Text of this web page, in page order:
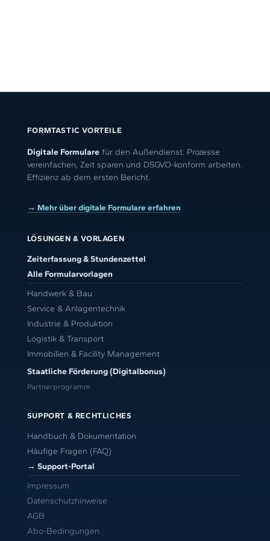
FORMTASTIC VORTEILE
Digitale Formularefür den Außendienst: Prozesse
vereinfachen, Zeit sparen und DSGVO-konform arbeiten.
Effizienz ab dem ersten Bericht.
→ Mehr über digitale Formulare erfahren
LÖSUNGEN & VORLAGEN
Zeiterfassung & Stundenzettel
Alle Formularvorlagen
Handwerk & Bau
Service & Anlagentechnik
Industrie & Produktion
Logistik & Transport
Immobilien & Facility Management
Staatliche Förderung (Digitalbonus)
Partnerprogramm
SUPPORT & RECHTLICHES
Handbuch & Dokumentation
Häufige Fragen (FAQ)
→ Support-Portal
Impressum
Datenschutzhinweise
AGB
Abo-Bedingungen